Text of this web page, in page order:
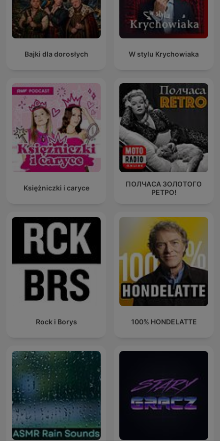
Miedo honra los cuentos de terror como parte de la
experiencia humana. Cuando termina un episodio de Relatos
de Miedo, algo cambia en ti. Las historias de terror ya no son
solo ficción. Las historias de terror cortas siguen resonando.
entiendes que Relatos de Miedo no es solo un podcast: es el
de una frase, en cada recuerdo activado por historias
paranormales. Relatos de Miedo es ese espacio donde los
Creepypasta, las leyendas de terror y los cuentos de terror se
sienten reales. Y cuando apagas el episodio de Relatos de
Miedo, sabes que volverás… porque el miedo, cuando se
comparte, también acompaña.
Bajki dla dorosłych W stylu Krychowiaka
Księżniczki i caryce
ПОЛЧАСА ЗОЛОТОГО
РЕТРО!
Rock i Borys 100% HONDELATTE